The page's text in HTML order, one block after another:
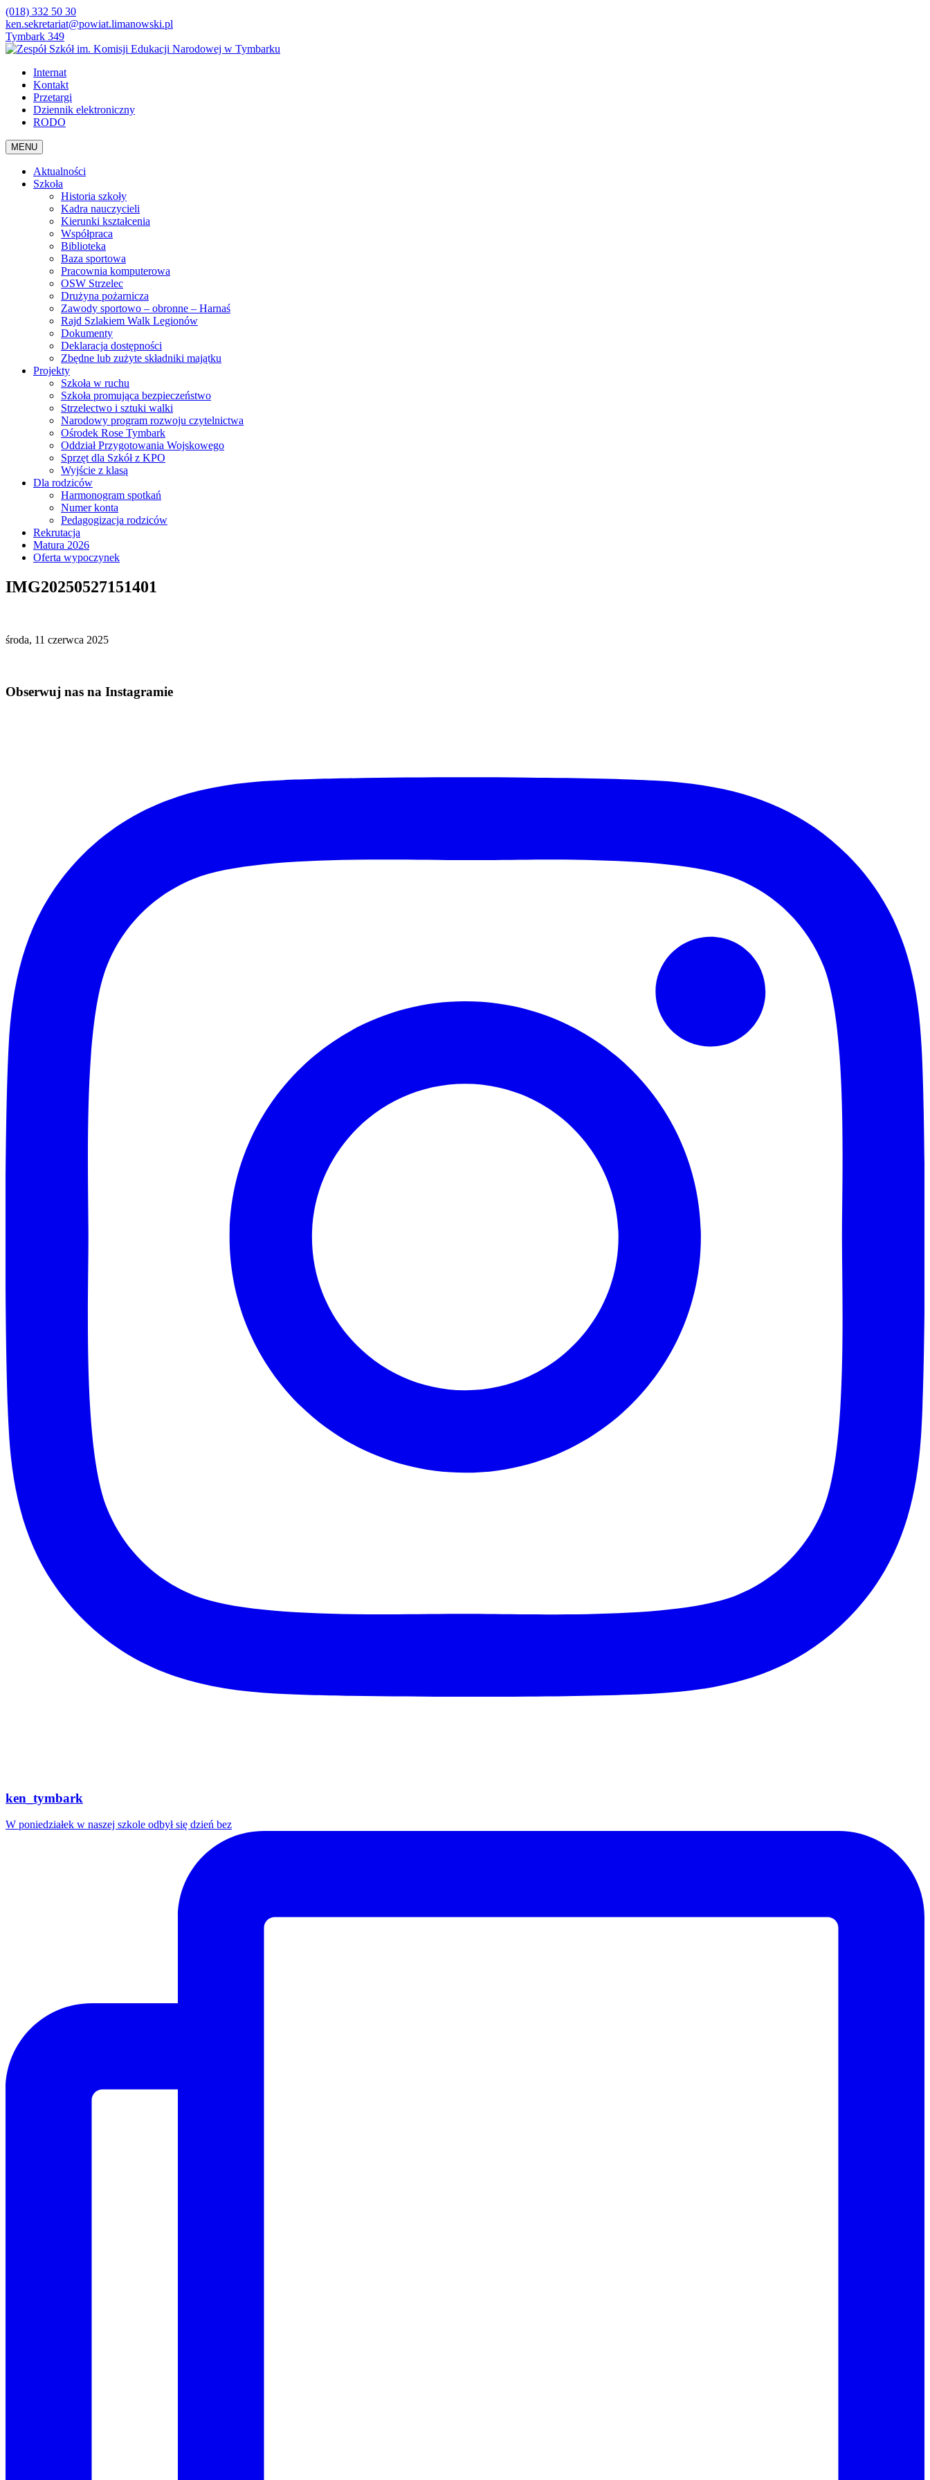
(018) 332 50 30
ken.sekretariat@powiat.limanowski.pl
Tymbark 349
Internat
Kontakt
Przetargi
Dziennik elektroniczny
RODO
MENU
Aktualności
Szkoła
Historia szkoły
Kadra nauczycieli
Kierunki kształcenia
Współpraca
Biblioteka
Baza sportowa
Pracownia komputerowa
OSW Strzelec
Drużyna pożarnicza
Zawody sportowo – obronne – Harnaś
Rajd Szlakiem Walk Legionów
Dokumenty
Deklaracja dostępności
Zbędne lub zużyte składniki majątku
Projekty
Szkoła w ruchu
Szkoła promująca bezpieczeństwo
Strzelectwo i sztuki walki
Narodowy program rozwoju czytelnictwa
Ośrodek Rose Tymbark
Oddział Przygotowania Wojskowego
Sprzęt dla Szkół z KPO
Wyjście z klasą
Dla rodziców
Harmonogram spotkań
Numer konta
Pedagogizacja rodziców
Rekrutacja
Matura 2026
Oferta wypoczynek
IMG20250527151401
środa, 11 czerwca 2025
Obserwuj nas na Instagramie
ken_tymbark
W poniedziałek w naszej szkole odbył się dzień bez